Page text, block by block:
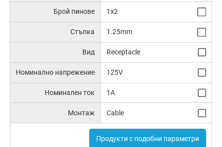
Брой пинове 1x2
Стъпка 1.25mm
Вид Receptacle
Номинално напрежение 125V
Номинален ток 1A
Монтаж Cable
Продукти с подобни параметри